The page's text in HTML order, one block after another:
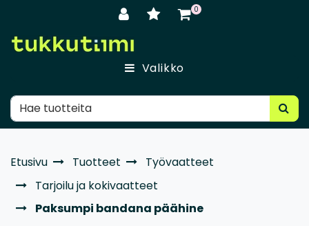
0
Valikko
Etusivu Tuotteet
Työvaatteet
Tarjoilu ja kokivaatteet
Paksumpi bandana päähine